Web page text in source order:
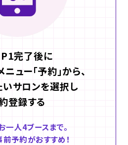
完了後に
ュー「予約」から、
サロンを選択し
登録する
一人4ブースまで。
予約がおすすめ！